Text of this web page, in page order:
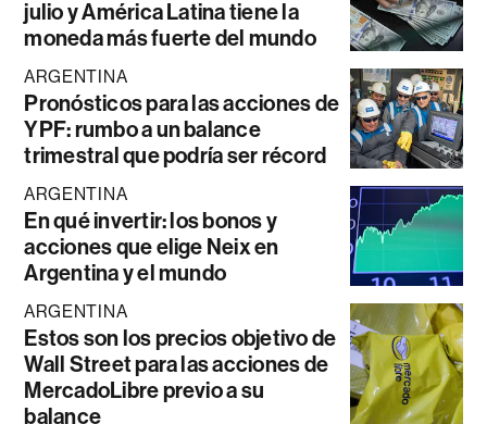
julio y América Latina tiene la
moneda más fuerte del mundo
ARGENTINA
Pronósticos para las acciones de
YPF: rumbo a un balance
trimestral que podría ser récord
ARGENTINA
En qué invertir: los bonos y
acciones que elige Neix en
Argentina y el mundo
ARGENTINA
Estos son los precios objetivo de
Wall Street para las acciones de
MercadoLibre previo a su
balance